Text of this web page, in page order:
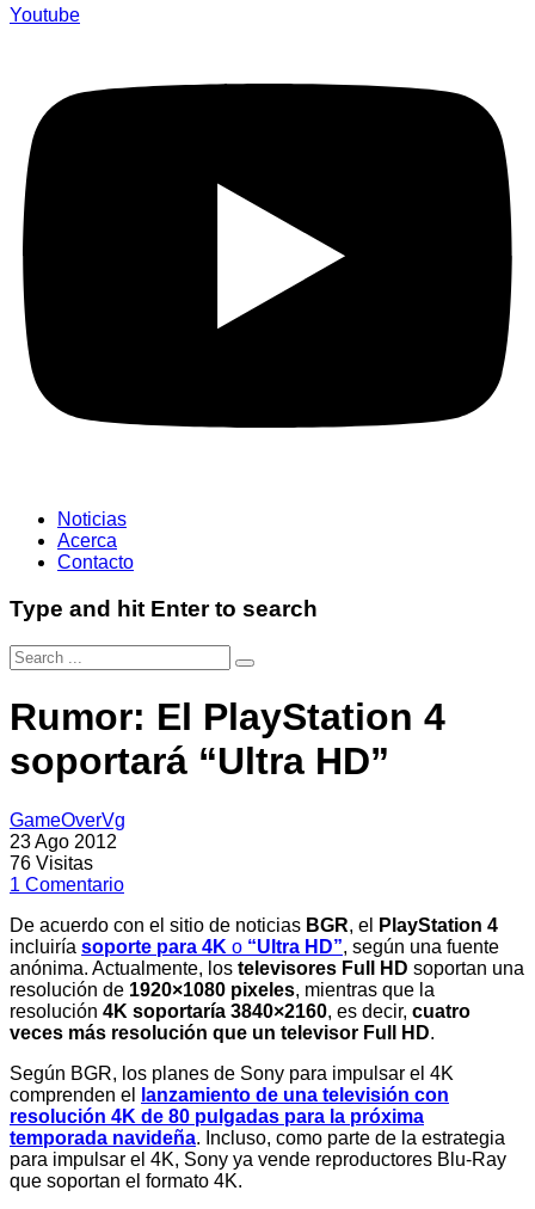
Youtube
Noticias
Acerca
Contacto
Type and hit Enter to search
Rumor: El PlayStation 4
soportará “Ultra HD”
GameOverVg
23 Ago 2012
76 Visitas
1 Comentario
De acuerdo con el sitio de noticias BGR, el
PlayStation 4
incluiría soporte para 4K o “Ultra HD”, según una fuente
anónima. Actualmente, los televisores Full HD soportan una
resolución de 1920×1080 pixeles, mientras que la
resolución 4K soportaría 3840×2160, es decir, cuatro
veces más resolución que un televisor Full HD.
Según BGR, los planes de Sony para impulsar el 4K
comprenden el
lanzamiento de una televisión con
resolución 4K de 80 pulgadas para la próxima
temporada navideña. Incluso, como parte de la estrategia
para impulsar el 4K, Sony ya vende reproductores Blu-Ray
que soportan el formato 4K.